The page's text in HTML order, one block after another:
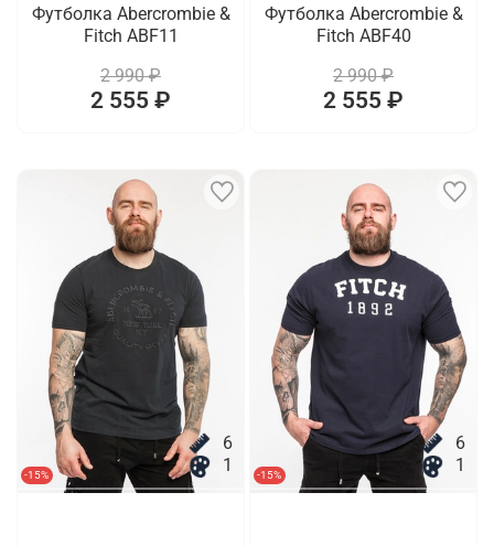
Футболка Abercrombie &
Fitch ABF11
2 990 ₽
2 555 ₽
Футболка Abercrombie &
Fitch ABF40
2 990 ₽
2 555 ₽
-15%
6
1
-15%
6
1